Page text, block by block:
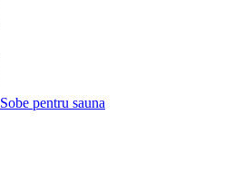
Sobe pentru sauna